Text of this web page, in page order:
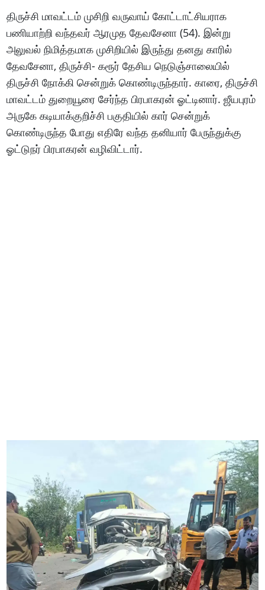
திருச்சி மாவட்டம் முசிறி வருவாய் கோட்டாட்சியராக
பணியாற்றி வந்தவர் ஆரமுத தேவசேனா (54). இன்று
அலுவல் நிமித்தமாக முசிறியில் இருந்து தனது காரில்
தேவசேனா, திருச்சி- கரூர் தேசிய நெடுஞ்சாலையில்
திருச்சி நோக்கி சென்றுக் கொண்டிருந்தார். காரை, திருச்சி
மாவட்டம் துறையூரை சேர்ந்த பிரபாகரன் ஓட்டினார். ஜீயபுரம்
அருகே கடியாக்குறிச்சி பகுதியில் கார் சென்றுக்
கொண்டிருந்த போது எதிரே வந்த தனியார் பேருந்துக்கு
ஓட்டுநர் பிரபாகரன் வழிவிட்டார்.